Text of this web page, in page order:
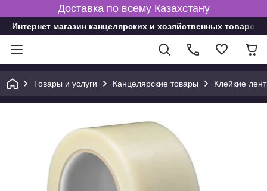
Доставка по всему Казахстану
Интернет магазин канцелярских и хозяйственных товаров
Товары и услуги Канцелярские товары Клейкие